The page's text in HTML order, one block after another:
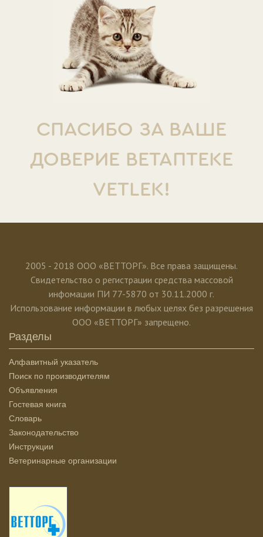
СПАСИБО ЗА ВАШЕ
ДОВЕРИЕ ВЕТАПТЕКЕ
VETLEK!
2005 - 2018 ООО «ВЕТТОРГ». Все права защищены.
Свидетельство о регистрации средства массовой
инфомации ПИ 77-5870 от 30.11.2000 г.
Использование информации в любых целях без разрешения
ООО «ВЕТТОРГ» запрещено.
Разделы
Алфавитный указатель
Поиск по производителям
Объявления
Гостевая книга
Словарь
Законодательство
Инструкции
Ветеринарные организации